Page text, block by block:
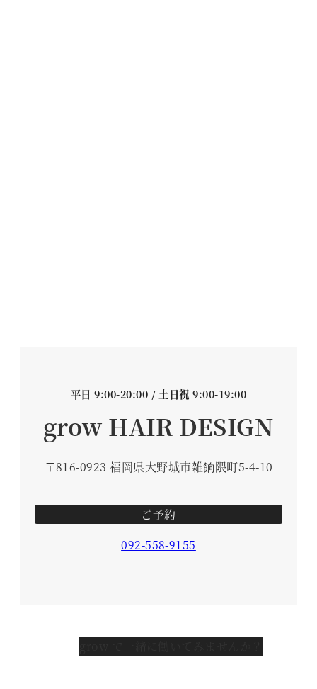
平日 9:00-20:00 / 土日祝 9:00-19:00
grow HAIR DESIGN
〒816-0923 福岡県大野城市雑餉隈町5-4-10
ご予約
092-558-9155